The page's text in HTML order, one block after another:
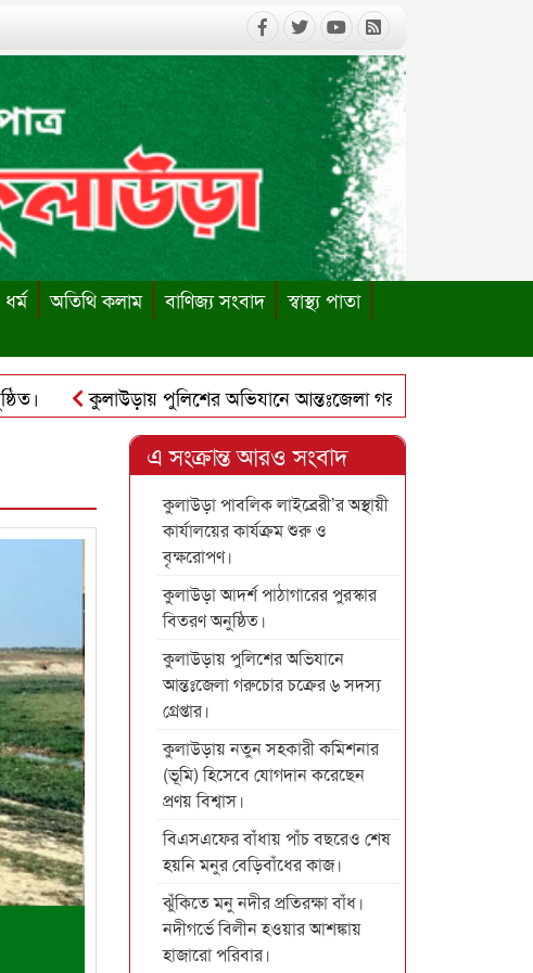
ধর্ম অতিথি কলাম বাণিজ্য সংবাদ
স্বাস্থ্য পাতা
কুলাউড়ায় পুলিশের অভিযানে আন্তঃজেলা গরুচোর চক্রের ৬ সদস্য
কুলাউড়ায় পাবলিক লাইব্রেরি পুনঃস্থাপনের দাবিতে ইউএনও বরাবর
এ সংক্রান্ত আরও সংবাদ
কুলাউড়া পাবলিক লাইব্রেরী’র অস্থায়ী
কার্যালয়ের কার্যক্রম শুরু ও
বৃক্ষরোপণ।
কুলাউড়া আদর্শ পাঠাগারের পুরস্কার
বিতরণ অনুষ্ঠিত।
কুলাউড়ায় পুলিশের অভিযানে
আন্তঃজেলা গরুচোর চক্রের ৬ সদস্য
গ্রেপ্তার।
কুলাউড়ায় নতুন সহকারী কমিশনার
(ভূমি) হিসেবে যোগদান করেছেন
প্রণয় বিশ্বাস।
বিএসএফের বাঁধায় পাঁচ বছরেও শেষ
হয়নি মনুর বেড়িবাঁধের কাজ।
ঝুঁকিতে মনু নদীর প্রতিরক্ষা বাঁধ।
নদীগর্ভে বিলীন হওয়ার আশঙ্কায়
হাজারো পরিবার।